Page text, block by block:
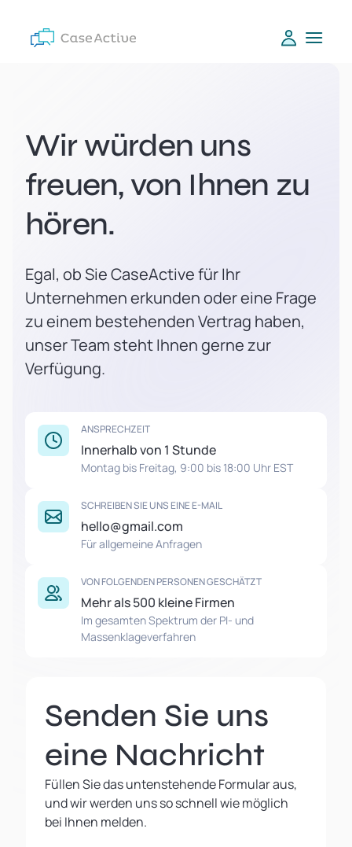
Wir würden uns
freuen, von Ihnen zu
hören.
Egal, ob Sie CaseActive für Ihr
Unternehmen erkunden oder eine Frage
zu einem bestehenden Vertrag haben,
unser Team steht Ihnen gerne zur
Verfügung.
ANSPRECHZEIT
Innerhalb von 1 Stunde
Montag bis Freitag, 9:00 bis 18:00 Uhr EST
SCHREIBEN SIE UNS EINE E-MAIL
hello@gmail.com
Für allgemeine Anfragen
VON FOLGENDEN PERSONEN GESCHÄTZT
Mehr als 500 kleine Firmen
Im gesamten Spektrum der PI- und
Massenklageverfahren
Senden Sie uns
eine Nachricht
Füllen Sie das untenstehende Formular aus,
und wir werden uns so schnell wie möglich
bei Ihnen melden.